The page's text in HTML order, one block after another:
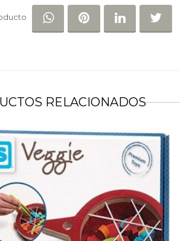
COMPARTIR EN
COMPARTIR EN
RELACIONADOS